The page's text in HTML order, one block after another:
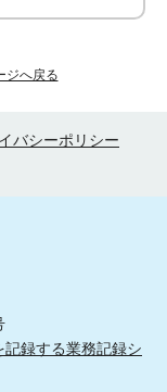
ジへ戻る
バシーポリシー
記録する業務記録シ